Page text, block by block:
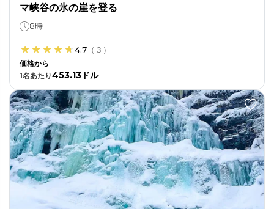
マ峡谷の氷の崖を登る
8時
4.7 （ ３ ）
価格から
1名あたり453.13ドル